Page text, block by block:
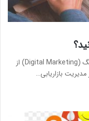
اصطلاح بازاریابی دیجیتال یا دیجیتال مارکتینگ (Digital Marketing) از
بازاریابی…